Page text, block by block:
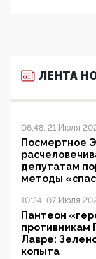
ЛЕНТА
06:48, 21 Июля
Посмертное
депутатам
методы
10:34, 07 Июля
Пантеон
противникам
Лавре:
копыта